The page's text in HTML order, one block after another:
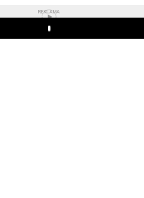
REKLAMA
Play